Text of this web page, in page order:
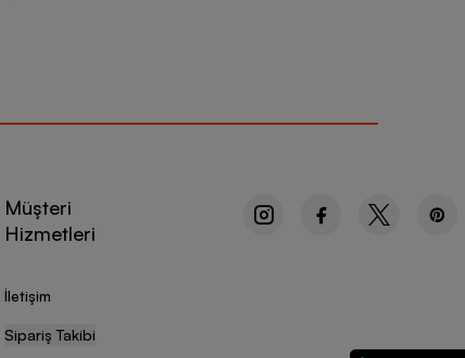
Müşteri
Hizmetleri
İletişim
Sipariş Takibi